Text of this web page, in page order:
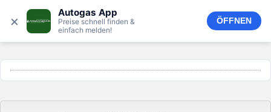
× Autogas App
Preise schnell finden &
einfach melden!
ÖFFNEN